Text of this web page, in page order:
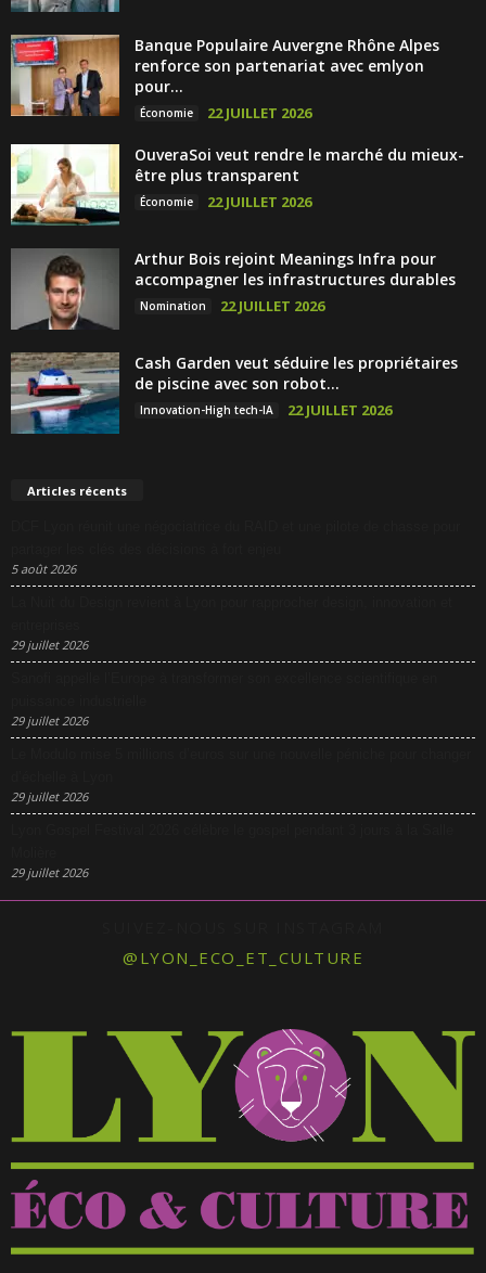
Banque Populaire Auvergne Rhône Alpes
renforce son partenariat avec emlyon
pour...
Économie 22 JUILLET 2026
OuveraSoi veut rendre le marché du mieux-
être plus transparent
Économie 22 JUILLET 2026
Arthur Bois rejoint Meanings Infra pour
accompagner les infrastructures durables
Nomination 22 JUILLET 2026
Cash Garden veut séduire les propriétaires
de piscine avec son robot...
Innovation-High tech-IA 22 JUILLET 2026
Articles récents
5 août 2026
29 juillet 2026
29 juillet 2026
29 juillet 2026
29 juillet 2026
@LYON_ECO_ET_CULTURE